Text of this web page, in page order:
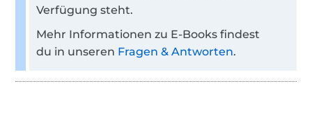
Verfügung steht.
Mehr Informationen zu E-Books findest
du in unseren Fragen & Antworten.